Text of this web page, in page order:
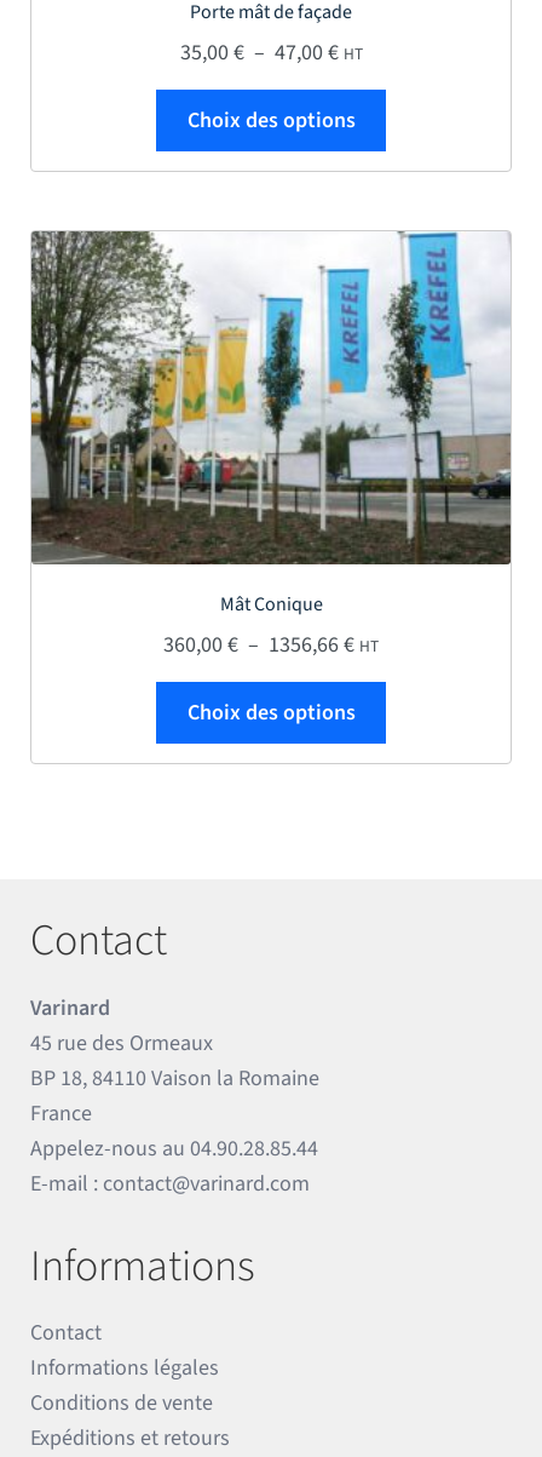
Porte mât de façade
35,00€ – 47,00€Plage de prix : 35,00 €
HT
Choix des options
Mât Conique
360,00€ – 1356,66€Plage de prix :
HT
Choix des options
Contact
Varinard
45 rue des Ormeaux
BP 18, 84110 Vaison la Romaine
France
Appelez-nous au04.90.28.85.44
E-mail : contact@varinard.com
Informations
Contact
Informations légales
Conditions de vente
Expéditions et retours